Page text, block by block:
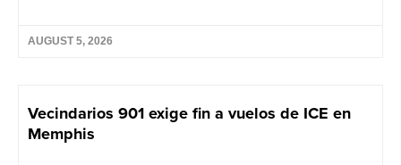
AUGUST 5, 2026
Vecindarios 901 exige fin a vuelos de ICE en
Memphis